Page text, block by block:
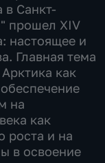
в Санкт-
прошел XIV
настоящее и
Главная тема
как
на
как
роста и на
в освоение